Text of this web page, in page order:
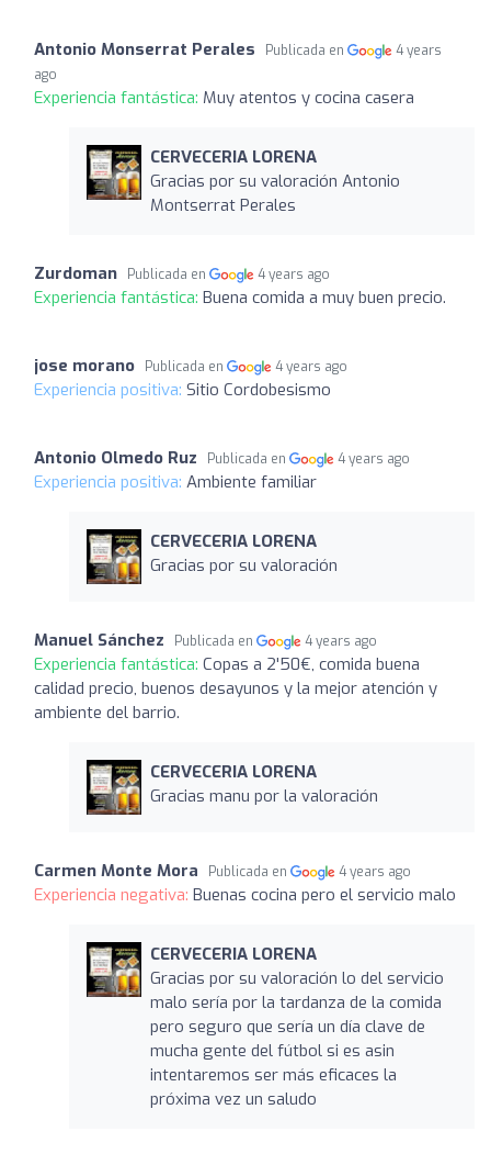
Antonio Monserrat Perales Publicada en
4 years
ago
Experiencia fantástica: Muy atentos y cocina casera
CERVECERIA LORENA
Gracias por su valoración Antonio
Montserrat Perales
Zurdoman Publicada en 4 years ago
Experiencia fantástica: Buena comida a muy buen precio.
jose morano Publicada en 4 years ago
Experiencia positiva: Sitio Cordobesismo
Antonio Olmedo Ruz Publicada en 4 years ago
Experiencia positiva: Ambiente familiar
CERVECERIA LORENA
Gracias por su valoración
Manuel Sánchez Publicada en 4 years ago
Experiencia fantástica: Copas a 2'50€, comida buena
calidad precio, buenos desayunos y la mejor atención y
ambiente del barrio.
CERVECERIA LORENA
Gracias manu por la valoración
Carmen Monte Mora Publicada en 4 years ago
Experiencia negativa: Buenas cocina pero el servicio malo
CERVECERIA LORENA
Gracias por su valoración lo del servicio
malo sería por la tardanza de la comida
pero seguro que sería un día clave de
mucha gente del fútbol si es asin
intentaremos ser más eficaces la
próxima vez un saludo